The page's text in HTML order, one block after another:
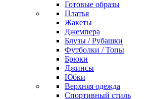
Готовые образы
Платья
Жакеты
Джемпера
Блузы / Рубашки
Футболки / Топы
Брюки
Джинсы
Юбки
Верхняя одежда
Спортивный стиль